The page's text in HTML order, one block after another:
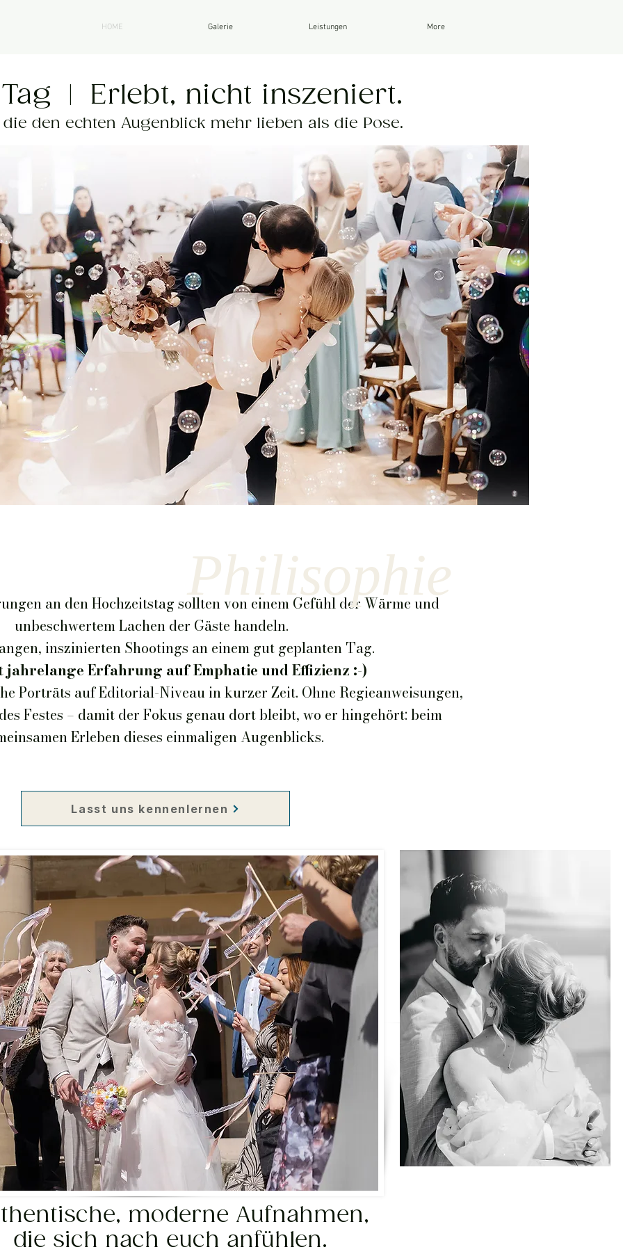
HOME Galerie Leistungen More
| Erlebt, nicht inszeniert.​
die den echten Augenblick mehr lieben als die Pose.
moderne Hochzeitsfotografie
zeitlos | elegant | echt
an den Hochzeitstag sollten von einem Gefühl der Wärme und
unbeschwertem Lachen der Gäste handeln.
inszinierten Shootings an einem gut geplanten Tag.
Erfahrung auf Emphatie und Effizienz :-)
Porträts auf Editorial-Niveau in kurzer Zeit. Ohne Regieanweisungen,
Festes – damit der Fokus genau dort bleibt, wo er hingehört: beim
Erleben dieses einmaligen Augenblicks.
Philisophie
Lasst uns kennenlernen
moderne Aufnahmen,
die sich nach euch anfühlen.